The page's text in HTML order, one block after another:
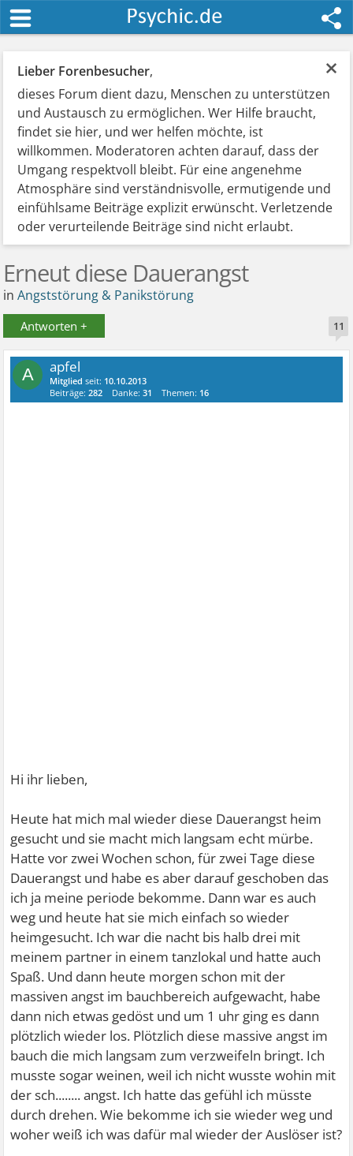
×
Lieber Forenbesucher,
dieses Forum dient dazu, Menschen zu unterstützen
und Austausch zu ermöglichen. Wer Hilfe braucht,
findet sie hier, und wer helfen möchte, ist
willkommen. Moderatoren achten darauf, dass der
Umgang respektvoll bleibt. Für eine angenehme
Atmosphäre sind verständnisvolle, ermutigende und
einfühlsame Beiträge explizit erwünscht. Verletzende
oder verurteilende Beiträge sind nicht erlaubt.
Erneut diese Dauerangst
inAngststörung & Panikstörung
Antworten + 11
A apfel
Mitglied seit: 10.10.2013
Beiträge:282 Danke:31 Themen: 16
Hi ihr lieben,
Heute hat mich mal wieder diese Dauerangst heim
gesucht und sie macht mich langsam echt mürbe.
Hatte vor zwei Wochen schon, für zwei Tage diese
Dauerangst und habe es aber darauf geschoben das
ich ja meine periode bekomme. Dann war es auch
weg und heute hat sie mich einfach so wieder
heimgesucht. Ich war die nacht bis halb drei mit
meinem partner in einem tanzlokal und hatte auch
Spaß. Und dann heute morgen schon mit der
massiven angst im bauchbereich aufgewacht, habe
dann nich etwas gedöst und um 1 uhr ging es dann
plötzlich wieder los. Plötzlich diese massive angst im
bauch die mich langsam zum verzweifeln bringt. Ich
musste sogar weinen, weil ich nicht wusste wohin mit
der sch........ angst. Ich hatte das gefühl ich müsste
durch drehen. Wie bekomme ich sie wieder weg und
woher weiß ich was dafür mal wieder der Auslöser ist?